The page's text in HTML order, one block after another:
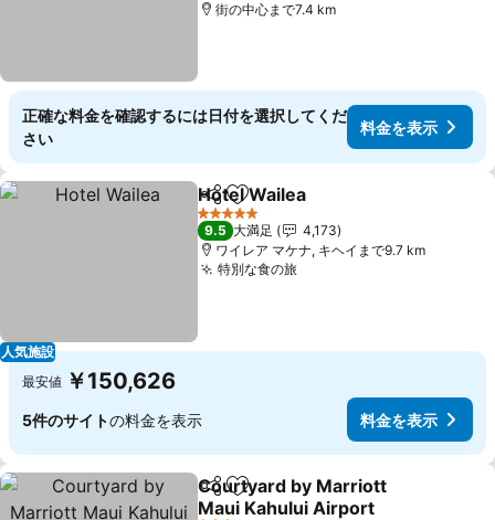
街の中心まで7.4 km
正確な料金を確認するには日付を選択してくだ
さい
料金を表示
人気施設
シェアお気に入りに追加
Hotel Wailea
5 ホテルのランク
9.5 大満足
4,173
ワイレア マケナ, キヘイまで9.7 km
特別な食の旅
最安値 ￥150,626
5件のサイトの料金を表示 料金を表示
シェアお気に入りに追加
Courtyard by Marriott
Maui Kahului Airport